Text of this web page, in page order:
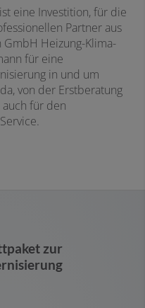
eine Investition, für die
Partner aus
Heizung-Klima-
für eine
in und um
von der Erstberatung
für den
zur